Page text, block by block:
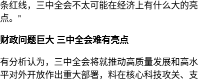
条红线，三中全会不太可能在经济上有什么大的亮
点。”
财政问题巨大 三中全会难有亮点
有分析认为，三中全会将就推动高质量发展和高水
平对外开放作出重大部署，料在核心科技攻关、支